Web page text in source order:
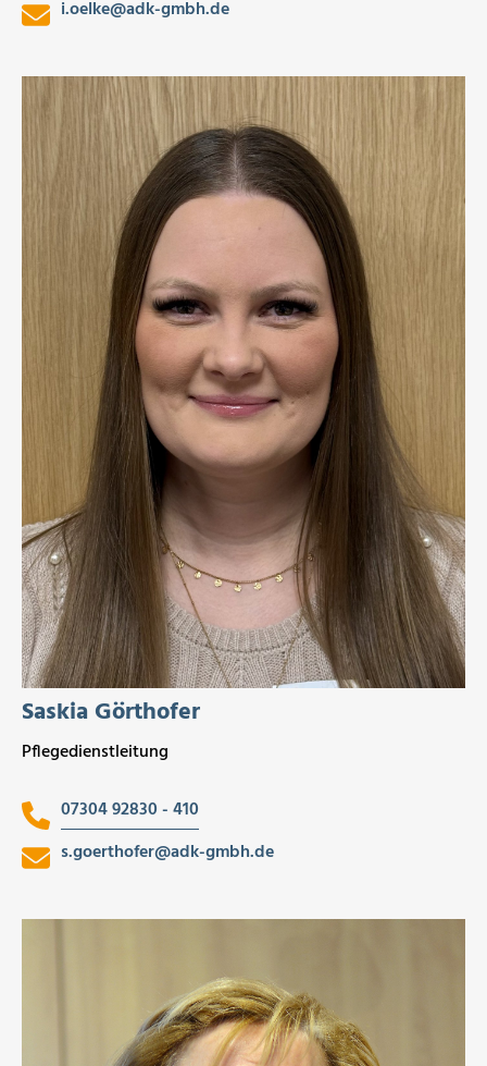
i.oelke@adk-gmbh.de
Saskia Görthofer
Pflegedienstleitung
07304 92830 - 410
s.goerthofer@adk-gmbh.de